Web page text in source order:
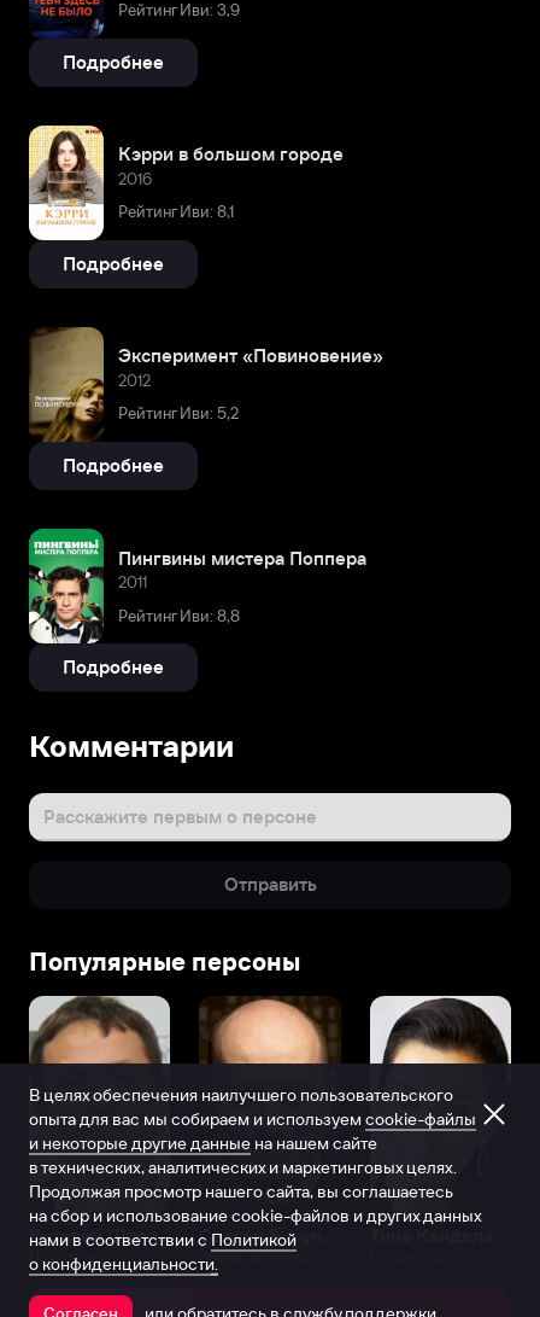
Рейтинг Иви: 3,9
Подробнее
Кэрри в большом городе
2016
Рейтинг Иви: 8,1
Подробнее
Эксперимент «Повиновение»
2012
Рейтинг Иви: 5,2
Подробнее
Пингвины мистера Поппера
2011
Рейтинг Иви: 8,8
Подробнее
Комментарии
Расскажите первым о персоне
Отправить
Популярные персоны
Виталий Шляппо
Продюсер Актёр дубляжа
В целях обеспечения наилучшего пользовательского
опыта для вас мы собираем и используем cookie-файлы
и некоторые другие данные на нашем сайте
в технических, аналитических и маркетинговых целях.
Продолжая просмотр нашего сайта, вы соглашаетесь
на сбор и использование cookie-файлов и других данных
нами в соответствии с Политикой
о конфиденциальности.